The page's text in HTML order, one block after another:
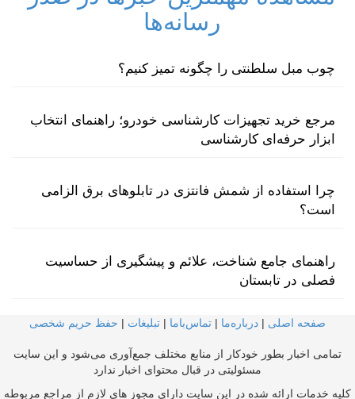
رسانه‌ها
چوب مبل سلطنتی را چگونه تمیز کنیم؟
مرجع خرید تجهیزات کارشناسی خودرو؛ راهنمای انتخاب
ابزار حرفه‌ای کارشناسی
چرا استفاده از شمش فانتزی در تابلوهای برق الزامی
است؟
راهنمای جامع شناخت، علائم و پیشگیری از حساسیت
فصلی در تابستان
صفحه اصلی | درباره‌ما | تماس‌با‌ما | تبلیغات | حفظ حریم شخصی
تمامی اخبار بطور خودکار از منابع مختلف جمع‌آوری می‌شود و این سایت
مسئولیتی در قبال محتوای اخبار ندارد
کلیه خدمات ارائه شده در این سایت دارای مجوز های لازم از مراجع مربوطه